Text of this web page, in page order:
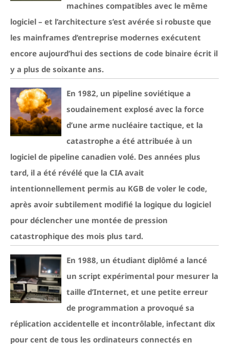
machines compatibles avec le même
logiciel – et l’architecture s’est avérée si robuste que
les mainframes d’entreprise modernes exécutent
encore aujourd’hui des sections de code binaire écrit il
y a plus de soixante ans.
En 1982, un pipeline soviétique a
soudainement explosé avec la force
d’une arme nucléaire tactique, et la
catastrophe a été attribuée à un
logiciel de pipeline canadien volé. Des années plus
tard, il a été révélé que la CIA avait
intentionnellement permis au KGB de voler le code,
après avoir subtilement modifié la logique du logiciel
pour déclencher une montée de pression
catastrophique des mois plus tard.
En 1988, un étudiant diplômé a lancé
un script expérimental pour mesurer la
taille d’Internet, et une petite erreur
de programmation a provoqué sa
réplication accidentelle et incontrôlable, infectant dix
pour cent de tous les ordinateurs connectés en